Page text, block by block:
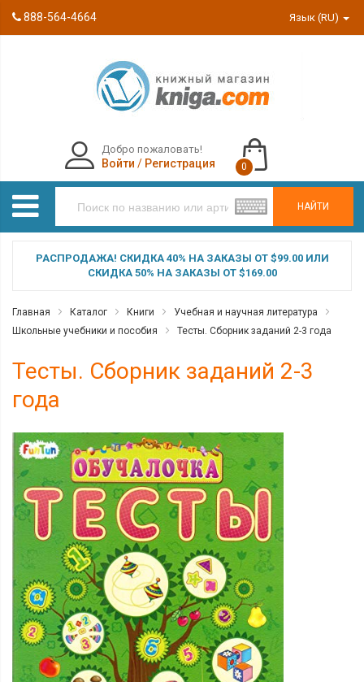
888-564-4664 Язык (RU)
НАЙТИ
Добро пожаловать!
Войти / Регистрация 0
РАСПРОДАЖА! СКИДКА 40% НА ЗАКАЗЫ ОТ $99.00 ИЛИ
СКИДКА 50% НА ЗАКАЗЫ ОТ $169.00
Главная Каталог Книги
Учебная и научная литература
Школьные учебники и пособия
Тесты. Сборник заданий 2-3 года
Тесты. Сборник заданий 2-3
года